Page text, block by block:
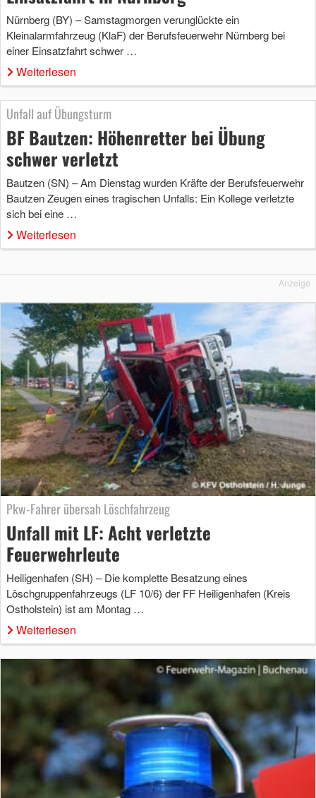
Nürnberg (BY) – Samstagmorgen verunglückte ein
Kleinalarmfahrzeug (KlaF) der Berufsfeuerwehr Nürnberg bei
einer Einsatzfahrt schwer …
Weiterlesen
Unfall auf Übungsturm
BF Bautzen: Höhenretter bei Übung
schwer verletzt
Bautzen (SN) – Am Dienstag wurden Kräfte der Berufsfeuerwehr
Bautzen Zeugen eines tragischen Unfalls: Ein Kollege verletzte
sich bei eine …
Weiterlesen
Anzeige
Pkw-Fahrer übersah Löschfahrzeug
Unfall mit LF: Acht verletzte
Feuerwehrleute
Heiligenhafen (SH) – Die komplette Besatzung eines
Löschgruppenfahrzeugs (LF 10/6) der FF Heiligenhafen (Kreis
Ostholstein) ist am Montag …
Weiterlesen